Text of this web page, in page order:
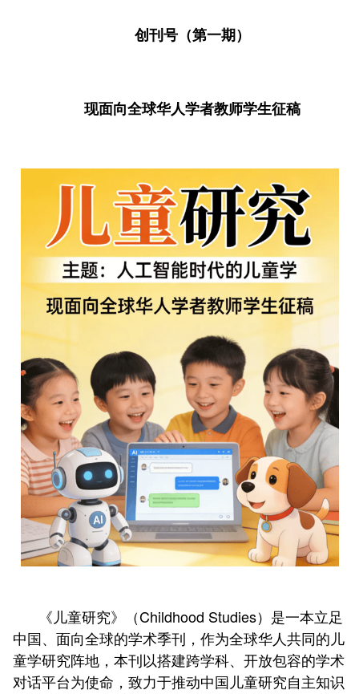
创刊号（第一期）
现面向全球华人学者教师学生征稿
《儿童研究》（Childhood Studies）是一本立足
中国、面向全球的学术季刊，作为全球华人共同的儿
童学研究阵地，本刊以搭建跨学科、开放包容的学术
对话平台为使命，致力于推动中国儿童研究自主知识